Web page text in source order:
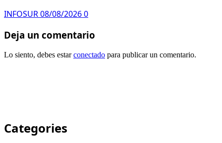
INFOSUR08/08/20260
Deja un comentario
Lo siento, debes estarconectado para publicar un comentario.
Categories